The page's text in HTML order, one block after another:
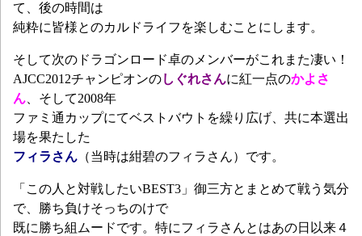
て、後の時間は
純粋に皆様とのカルドライフを楽しむことにします。
そして次のドラゴンロード卓のメンバーがこれまた凄い！
AJCC2012チャンピオンのしぐれさんに紅一点のかよさ
ん 、そして2008年
ファミ通カップにてベストバウトを繰り広げ、共に本選出
場を果たした
フィラさん （当時は紺碧のフィラさん）です。
「この人と対戦したいBEST3」御三方とまとめて戦う気分
で、勝ち負けそっちのけで
既に勝ち組ムードです。特にフィラさんとはあの日以来４